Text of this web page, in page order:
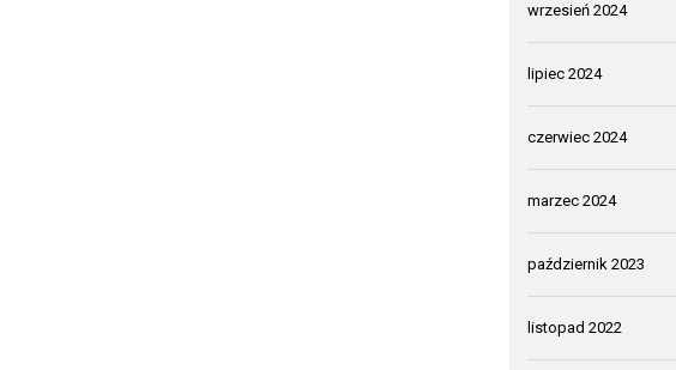
wrzesień 2024
lipiec 2024
czerwiec 2024
marzec 2024
październik 2023
listopad 2022